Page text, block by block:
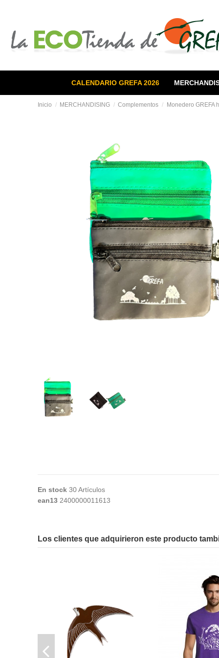
CALENDARIO GREFA 2026
Inicio MERCHANDISING Complementos Monedero GREFA
En stock 30 Artículos
ean13 2400000011613
Los clientes que adquirieron este producto